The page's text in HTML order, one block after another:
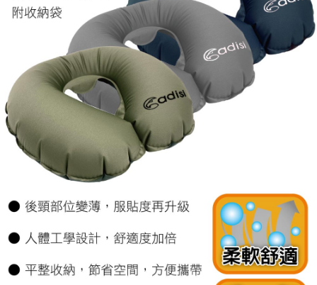
２．關於個人資料處理事宜，請瀏覽以下網址：
https://aftee.tw/terms/#terms3
３．未成年的使用者請事先徵得法定代理人或監護人之同意方可使用
「AFTEE先享後付」，若未經同意申辦者引起之損失，本公司不負相關責
４．使用「AFTEE先享後付」時，將依據個別帳號之用戶狀況，依本公司即
時審查核予不同之上限額度；若仍有額度不足之情形，本公司將視審查結果
請求用戶進行身份認證。
５．嚴禁一人註冊多個帳號或使用他人資訊註冊。若發現惡意使用之情形，
恩沛科技股份有限公司將有權停止該用戶之使用額度並採取法律行動。